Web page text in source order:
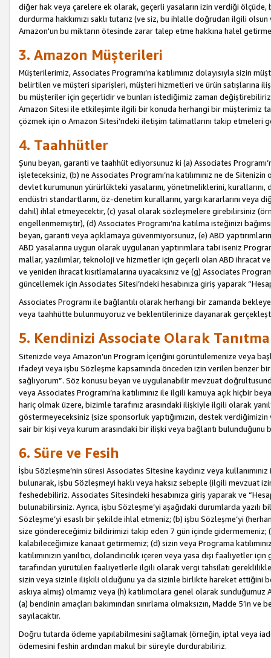
diğer hak veya çarelere ek olarak, geçerli yasaların izin verdiği
durdurma hakkımızı saklı tutarız (ve siz, bu ihlalle doğrudan ilgili
Amazon'un bu miktarın ötesinde zarar talep etme hakkına halel
3. Amazon Müşterileri
Müşterilerimiz, Associates Programı’na katılımınız dolayısıyla sizin
belirtilen ve müşteri siparişleri, müşteri hizmetleri ve ürün satışlarına
bu müşteriler için geçerlidir ve bunları istediğimiz zaman
Amazon Sitesi ile etkileşimle ilgili bir konuda herhangi bir müşterimiz
çözmek için o Amazon Sitesi’ndeki iletişim talimatlarını takip etmeleri
4. Taahhütler
Şunu beyan, garanti ve taahhüt ediyorsunuz ki (a) Associates
işleteceksiniz, (b) ne Associates Programı’na katılımınız ne de
devlet kurumunun yürürlükteki yasalarını, yönetmeliklerini,
endüstri standartlarını, öz-denetim kurallarını, yargı kararlarını
dahil) ihlal etmeyecektir, (c) yasal olarak sözleşmelere girebilirsiniz
engellenmemiştir), (d) Associates Programı’na katılma isteğinizi
beyan, garanti veya açıklamaya güvenmiyorsunuz, (e) ABD
ABD yasalarına uygun olarak uygulanan yaptırımlara tabi iseniz
mallar, yazılımlar, teknoloji ve hizmetler için geçerli olan ABD ihracat
ve yeniden ihracat kısıtlamalarına uyacaksınız ve (g) Associates
güncellemek için Associates Sitesi’ndeki hesabınıza giriş yaparak
Associates Programı ile bağlantılı olarak herhangi bir zamanda
veya taahhütte bulunmuyoruz ve beklentilerinize dayanarak
5. Kendinizi Associate Olarak
Sitenizde veya Amazon’un Program İçeriğini görüntülemenize veya
ifadeyi veya işbu Sözleşme kapsamında önceden izin verilen benzer
sağlıyorum”. Söz konusu beyan ve uygulanabilir mevzuat
veya Associates Programı’na katılımınız ile ilgili kamuya açık hiçbir
hariç olmak üzere, bizimle tarafınız arasındaki ilişkiyle ilgili olarak
göstermeyeceksiniz (size sponsorluk yaptığımızın, destek
sair bir kişi veya kurum arasındaki bir ilişki veya bağlantı bulunduğunu
6. Süre ve Fesih
İşbu Sözleşme’nin süresi Associates Sitesine kaydınız veya
bulunarak, işbu Sözleşmeyi haklı veya haksız sebeple (ilgili mevzuat
feshedebiliriz. Associates Sitesindeki hesabınıza giriş yaparak ve
bulunabilirsiniz. Ayrıca, işbu Sözleşme’yi aşağıdaki durumlarda yazılı
Sözleşme’yi esaslı bir şekilde ihlal etmeniz; (b) işbu Sözleşme’yi
size göndereceğimiz bildirimizi takip eden 7 gün içinde gidermemeniz;
kalabileceğimize kanaat getirmemiz; (d) sizin veya Programa
katılımınızın yanıltıcı, dolandırıcılık içeren veya yasa dışı
tarafından yürütülen faaliyetlerle ilgili olarak vergi tahsilatı
sizin veya sizinle ilişkili olduğunu ya da sizinle birlikte hareket ettiğini
askıya almış) olmamız veya (h) katılımcılara genel olarak
(a) bendinin amaçları bakımından sınırlama olmaksızın, Madde 5’in
sayılacaktır.
Doğru tutarda ödeme yapılabilmesini sağlamak (örneğin, iptal veya
ödemesini feshin ardından makul bir süreyle durdurabiliriz.